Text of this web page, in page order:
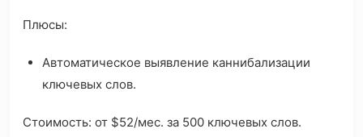
Плюсы:
Автоматическое выявление каннибализации
ключевых слов.
Стоимость: от $52/мес. за 500 ключевых слов.